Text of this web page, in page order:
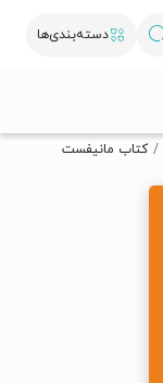
دسته‌بندی‌ها
کتاب مانیفست